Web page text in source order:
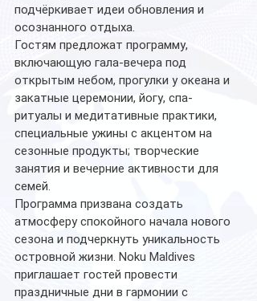
подчёркивает идеи обновления и
осознанного отдыха.
Гостям предложат программу,
включающую гала-вечера под
открытым небом, прогулки у океана и
закатные церемонии, йогу, спа-
ритуалы и медитативные практики,
специальные ужины с акцентом на
сезонные продукты; творческие
занятия и вечерние активности для
семей.
Программа призвана создать
атмосферу спокойного начала нового
сезона и подчеркнуть уникальность
островной жизни. Noku Maldives
приглашает гостей провести
праздничные дни в гармонии с